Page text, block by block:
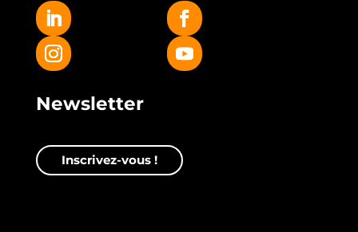
Newsletter
Inscrivez-vous !